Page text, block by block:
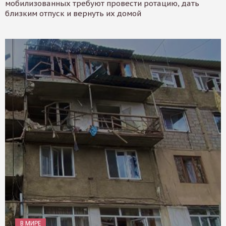
мобилизованных требуют провести ротацию, дать
близким отпуск и вернуть их домой
В МИРЕ